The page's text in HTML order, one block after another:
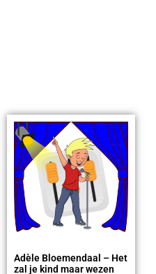
Adèle Bloemendaal – Het
zal je kind maar wezen